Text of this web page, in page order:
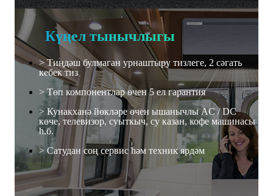
Күңел тынычлыгы
> Тиңдәш булмаган урнаштыру тизлеге, 2 сәгать
кебек тиз
> Төп компонентлар өчен 5 ел гарантия
> Кунакханә йөкләре өчен ышанычлы AC / DC
көче, телевизор, суыткыч, су казан, кофе машинасы
һ.б.
> Сатудан соң сервис һәм техник ярдәм